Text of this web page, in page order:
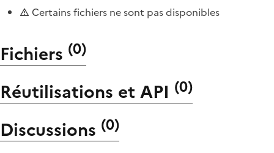
Certains fichiers ne sont pas disponibles
Fichiers (0)
Réutilisations et API (0)
Discussions (0)